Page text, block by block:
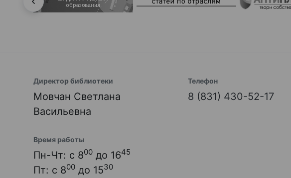
Директор библиотеки
Мовчан Светлана
Васильевна
Телефон
8 (831) 430-52-17
Время работы
Пн-Чт: с 800 до 1645
Пт: с 800 до 1530